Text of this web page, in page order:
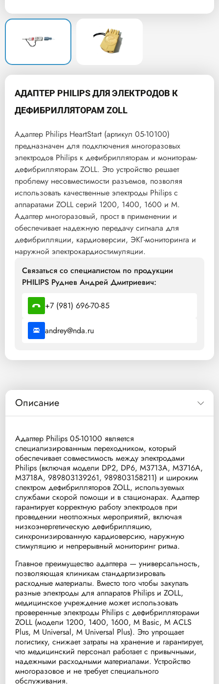
АДАПТЕР PHILIPS ДЛЯ ЭЛЕКТРОДОВ К
ДЕФИБРИЛЛЯТОРАМ ZOLL
Адаптер Philips HeartStart (артикул 05-10100)
предназначен для подключения многоразовых
электродов Philips к дефибрилляторам и мониторам-
дефибрилляторам ZOLL. Это устройство решает
проблему несовместимости разъемов, позволяя
использовать качественные электроды Philips с
аппаратами ZOLL серий 1200, 1400, 1600 и M.
Адаптер многоразовый, прост в применении и
обеспечивает надежную передачу сигнала для
дефибрилляции, кардиоверсии, ЭКГ-мониторинга и
наружной электрокардиостимуляции.
Связаться со специалистом по продукции
PHILIPS Руднев Андрей Дмитриевич:
+7 (981) 696-70-85
andrey@nda.ru
Описание
Адаптер Philips 05-10100 является
специализированным переходником, который
обеспечивает совместимость между электродами
Philips (включая модели DP2, DP6, M3713A, M3716A,
M3718A, 989803139261, 989803158211) и широким
спектром дефибрилляторов ZOLL, используемых
службами скорой помощи и в стационарах. Адаптер
гарантирует корректную работу электродов при
проведении неотложных мероприятий, включая
низкоэнергетическую дефибрилляцию,
синхронизированную кардиоверсию, наружную
стимуляцию и непрерывный мониторинг ритма.
Главное преимущество адаптера — универсальность,
позволяющая клиникам стандартизировать
расходные материалы. Вместо того чтобы закупать
разные электроды для аппаратов Philips и ZOLL,
медицинское учреждение может использовать
проверенные электроды Philips с дефибрилляторами
ZOLL (модели 1200, 1400, 1600, M Basic, M ACLS
Plus, M Universal, M Universal Plus). Это упрощает
логистику, снижает затраты на хранение и гарантирует,
что медицинский персонал работает с привычными,
надежными расходными материалами. Устройство
многоразовое и не требует специального
обслуживания.